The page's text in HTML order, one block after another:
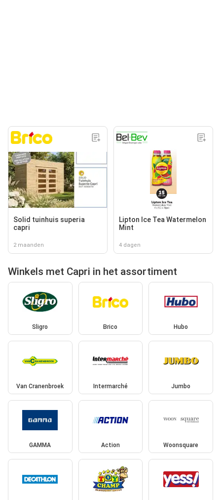
Solid tuinhuis superia
capri
2 maanden
Lipton Ice Tea Watermelon
Mint
4 dagen
Winkels met Capri in het assortiment
Sligro Brico Hubo
Van Cranenbroek Intermarché Jumbo
GAMMA Action Woonsquare